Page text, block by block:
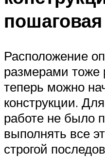
Расположение
размерами тоже
теперь можно
конструкции.
работе не было
выполнять все
строгой